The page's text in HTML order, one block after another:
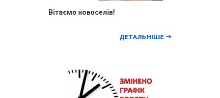
Вітаємо новоселів!
ДЕТАЛЬНІШЕ